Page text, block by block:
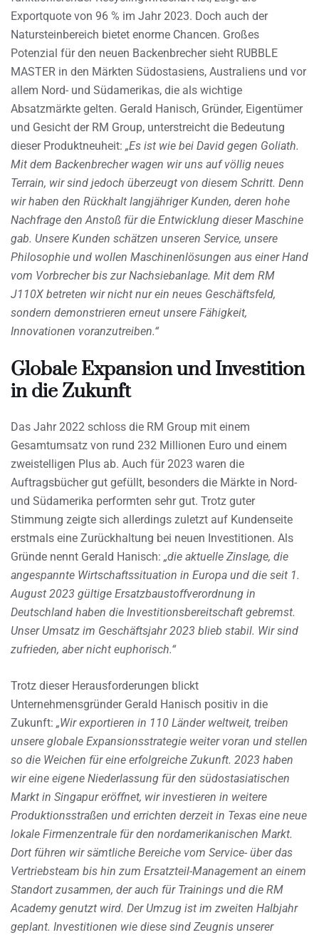
Exportquote von 96 % im Jahr 2023. Doch auch der
Natursteinbereich bietet enorme Chancen. Großes
Potenzial für den neuen Backenbrecher sieht RUBBLE
MASTER in den Märkten Südostasiens, Australiens und vor
allem Nord- und Südamerikas, die als wichtige
Absatzmärkte gelten. Gerald Hanisch, Gründer, Eigentümer
und Gesicht der RM Group, unterstreicht die Bedeutung
dieser Produktneuheit: „Es ist wie bei David gegen Goliath.
Mit dem Backenbrecher wagen wir uns auf völlig neues
Terrain, wir sind jedoch überzeugt von diesem Schritt. Denn
wir haben den Rückhalt langjähriger Kunden, deren hohe
Nachfrage den Anstoß für die Entwicklung dieser Maschine
gab. Unsere Kunden schätzen unseren Service, unsere
Philosophie und wollen Maschinenlösungen aus einer Hand
vom Vorbrecher bis zur Nachsiebanlage. Mit dem RM
J110X betreten wir nicht nur ein neues Geschäftsfeld,
sondern demonstrieren erneut unsere Fähigkeit,
Innovationen voranzutreiben.“
Globale Expansion und Investition
in die Zukunft
Das Jahr 2022 schloss die RM Group mit einem
Gesamtumsatz von rund 232 Millionen Euro und einem
zweistelligen Plus ab. Auch für 2023 waren die
Auftragsbücher gut gefüllt, besonders die Märkte in Nord-
und Südamerika performten sehr gut. Trotz guter
Stimmung zeigte sich allerdings zuletzt auf Kundenseite
erstmals eine Zurückhaltung bei neuen Investitionen. Als
Gründe nennt Gerald Hanisch: „die aktuelle Zinslage, die
angespannte Wirtschaftssituation in Europa und die seit 1.
August 2023 gültige Ersatzbaustoffverordnung in
Deutschland haben die Investitionsbereitschaft gebremst.
Unser Umsatz im Geschäftsjahr 2023 blieb stabil. Wir sind
zufrieden, aber nicht euphorisch.“
Trotz dieser Herausforderungen blickt
Unternehmensgründer Gerald Hanisch positiv in die
Zukunft: „Wir exportieren in 110 Länder weltweit, treiben
unsere globale Expansionsstrategie weiter voran und stellen
so die Weichen für eine erfolgreiche Zukunft. 2023 haben
wir eine eigene Niederlassung für den südostasiatischen
Markt in Singapur eröffnet, wir investieren in weitere
Produktionsstraßen und errichten derzeit in Texas eine neue
lokale Firmenzentrale für den nordamerikanischen Markt.
Dort führen wir sämtliche Bereiche vom Service- über das
Vertriebsteam bis hin zum Ersatzteil-Management an einem
Standort zusammen, der auch für Trainings und die RM
Academy genutzt wird. Der Umzug ist im zweiten Halbjahr
geplant. Investitionen wie diese sind Zeugnis unserer